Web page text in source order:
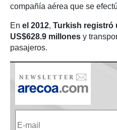
compañía aérea que se
En el 2012, Turkish registró
US$628.9 millones y
pasajeros.